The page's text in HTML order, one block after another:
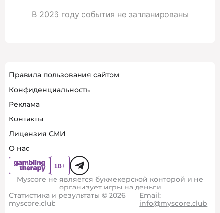
В 2026 году события не запланированы
Правила пользования сайтом
Конфиденциальность
Реклама
Контакты
Лицензия СМИ
О нас
Myscore не является букмекерской конторой и не
организует игры на деньги
Статистика и результаты © 2026
myscore.club
Email:
info@myscore.club